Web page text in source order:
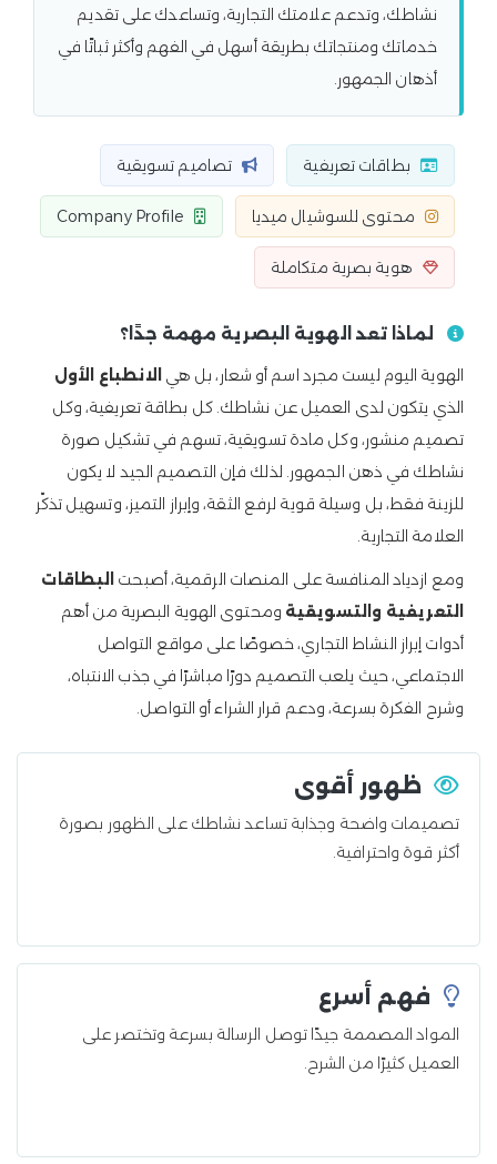
نشاطك، وتدعم علامتك التجارية، وتساعدك على تقديم
خدماتك ومنتجاتك بطريقة أسهل في الفهم وأكثر ثباتًا في
أذهان الجمهور.
بطاقات تعريفية تصاميم تسويقية
محتوى للسوشيال ميديا
هوية بصرية متكاملة
لماذا تعد الهوية البصرية مهمة جدًا؟
الهوية اليوم ليست مجرد اسم أو شعار، بل هي
الانطباع الأول
الذي يتكون لدى العميل عن نشاطك. كل بطاقة تعريفية، وكل
تصميم منشور، وكل مادة تسويقية، تسهم في تشكيل صورة
نشاطك في ذهن الجمهور. لذلك فإن التصميم الجيد لا يكون
للزينة فقط، بل وسيلة قوية لرفع الثقة، وإبراز التميز، وتسهيل تذكّر
العلامة التجارية.
ومع ازدياد المنافسة على المنصات الرقمية، أصبحت
البطاقات
التعريفية والتسويقية ومحتوى الهوية البصرية من أهم
أدوات إبراز النشاط التجاري، خصوصًا على مواقع التواصل
الاجتماعي، حيث يلعب التصميم دورًا مباشرًا في جذب الانتباه،
وشرح الفكرة بسرعة، ودعم قرار الشراء أو التواصل.
ظهور أقوى
تصميمات واضحة وجذابة تساعد نشاطك على الظهور بصورة
أكثر قوة واحترافية.
فهم أسرع
المواد المصممة جيدًا توصل الرسالة بسرعة وتختصر على
العميل كثيرًا من الشرح.